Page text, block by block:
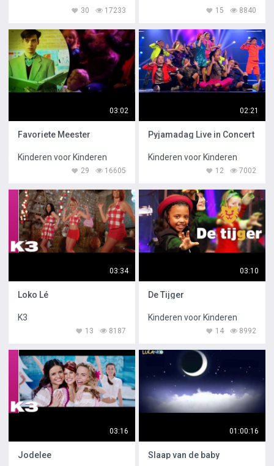
17233
30 8840
15
03:02
Favoriete Meester
Kinderen voor Kinderen
16605
29
02:21
Pyjamadag Live in Concert
Kinderen voor Kinderen
7002
12
03:34
Loko Lé
K3
8187
13
03:10
De Tijger
Kinderen voor Kinderen
8992
14
03:16
Jodelee
01:00:16
Slaap van de baby